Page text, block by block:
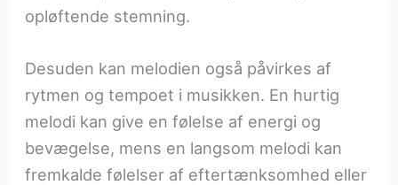
opløftende stemning.
Desuden kan melodien også påvirkes af
rytmen og tempoet i musikken. En hurtig
melodi kan give en følelse af energi og
bevægelse, mens en langsom melodi kan
fremkalde følelser af eftertænksomhed eller